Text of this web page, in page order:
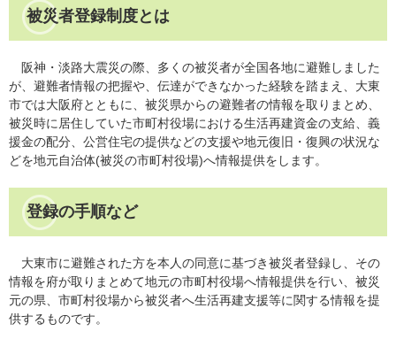
被災者登録制度とは
阪神・淡路大震災の際、多くの被災者が全国各地に避難しました
が、避難者情報の把握や、伝達ができなかった経験を踏まえ、大東
市では大阪府とともに、被災県からの避難者の情報を取りまとめ、
被災時に居住していた市町村役場における生活再建資金の支給、義
援金の配分、公営住宅の提供などの支援や地元復旧・復興の状況な
どを地元自治体(被災の市町村役場)へ情報提供をします。
登録の手順など
大東市に避難された方を本人の同意に基づき被災者登録し、その
情報を府が取りまとめて地元の市町村役場へ情報提供を行い、被災
元の県、市町村役場から被災者へ生活再建支援等に関する情報を提
供するものです。